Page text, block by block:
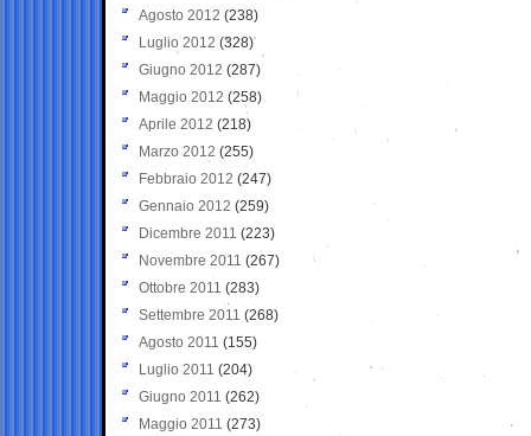
Agosto 2012 (238)
Luglio 2012 (328)
Giugno 2012 (287)
Maggio 2012 (258)
Aprile 2012 (218)
Marzo 2012 (255)
Febbraio 2012 (247)
Gennaio 2012 (259)
Dicembre 2011 (223)
Novembre 2011 (267)
Ottobre 2011 (283)
Settembre 2011 (268)
Agosto 2011 (155)
Luglio 2011 (204)
Giugno 2011 (262)
Maggio 2011 (273)